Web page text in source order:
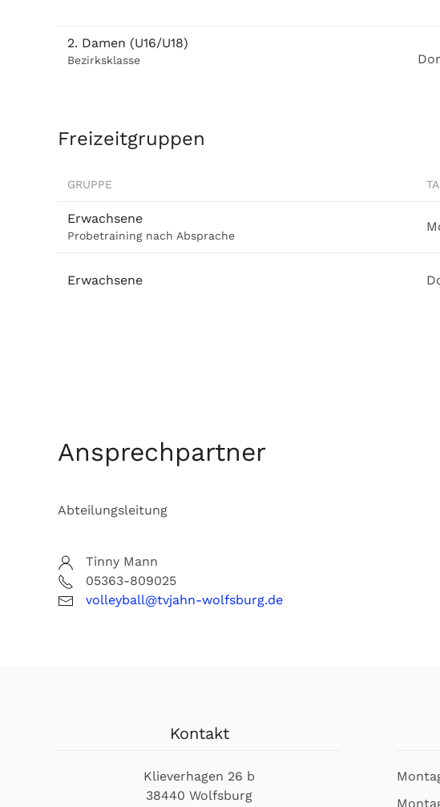
2. Damen (U16/U18)
Bezirksklasse
Freizeitgruppen
GRUPPE
Erwachsene
Probetraining nach Absprache
Erwachsene
Ansprechpartner
Abteilungsleitung
Tinny Mann
05363-809025
volleyball@tvjahn-wolfsburg.de
Kontakt
Klieverhagen 26 b
38440 Wolfsburg